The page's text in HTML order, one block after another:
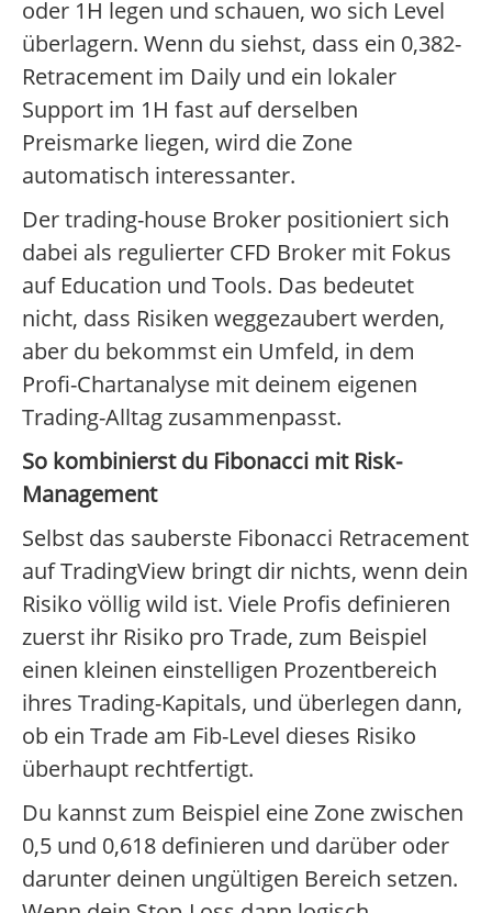
oder 1H legen und schauen, wo sich Level
überlagern. Wenn du siehst, dass ein 0,382-
Retracement im Daily und ein lokaler
Support im 1H fast auf derselben
Preismarke liegen, wird die Zone
automatisch interessanter.
Der trading-house Broker positioniert sich
dabei als regulierter CFD Broker mit Fokus
auf Education und Tools. Das bedeutet
nicht, dass Risiken weggezaubert werden,
aber du bekommst ein Umfeld, in dem
Profi-Chartanalyse mit deinem eigenen
Trading-Alltag zusammenpasst.
So kombinierst du Fibonacci mit Risk-
Management
Selbst das sauberste Fibonacci Retracement
auf TradingView bringt dir nichts, wenn dein
Risiko völlig wild ist. Viele Profis definieren
zuerst ihr Risiko pro Trade, zum Beispiel
einen kleinen einstelligen Prozentbereich
ihres Trading-Kapitals, und überlegen dann,
ob ein Trade am Fib-Level dieses Risiko
überhaupt rechtfertigt.
Du kannst zum Beispiel eine Zone zwischen
0,5 und 0,618 definieren und darüber oder
darunter deinen ungültigen Bereich setzen.